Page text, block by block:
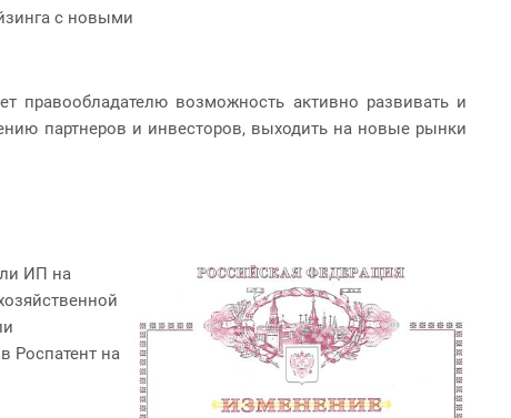
с новыми
правообладателю возможность активно развивать и
партнеров и инвесторов, выходить на новые рынки
ИП на
Роспатент на